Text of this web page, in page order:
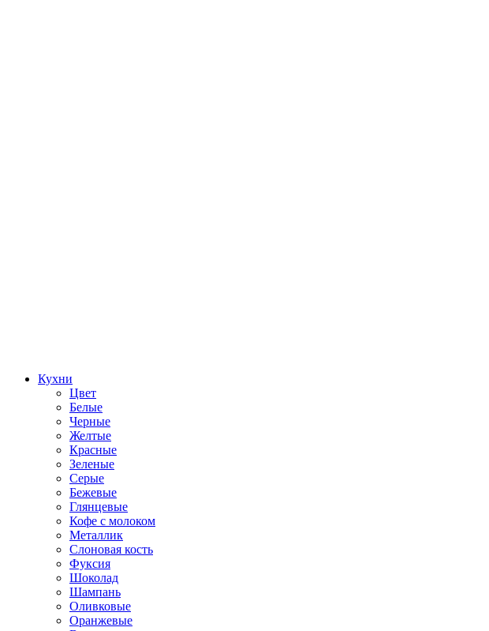
Кухни
Цвет
Белые
Черные
Желтые
Красные
Зеленые
Серые
Бежевые
Глянцевые
Кофе с молоком
Металлик
Слоновая кость
Фуксия
Шоколад
Шампань
Оливковые
Оранжевые